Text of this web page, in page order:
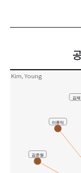
Kim, Young
김
김준원
이종익